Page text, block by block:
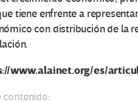
tiene enfrente a
con distribución de la
www.alainet.org/es/
contenido: